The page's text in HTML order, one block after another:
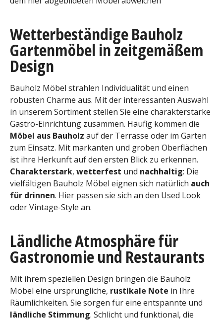
Wetterbeständige Bauholz
Gartenmöbel in zeitgemäßem
Design
Bauholz Möbel strahlen Individualität und einen
robusten Charme aus. Mit der interessanten Auswahl
in unserem Sortiment stellen Sie eine charakterstarke
Gastro-Einrichtung zusammen. Häufig kommen die
Möbel aus Bauholz auf der Terrasse oder im Garten
zum Einsatz. Mit markanten und groben Oberflächen
ist ihre Herkunft auf den ersten Blick zu erkennen.
Charakterstark, wetterfest und nachhaltig: Die
vielfältigen Bauholz Möbel eignen sich natürlich auch
für drinnen. Hier passen sie sich an den Used Look
oder Vintage-Style an.
Ländliche Atmosphäre für
Gastronomie und Restaurants
Mit ihrem speziellen Design bringen die Bauholz
Möbel eine ursprüngliche, rustikale Note in Ihre
Räumlichkeiten. Sie sorgen für eine entspannte und
ländliche Stimmung. Schlicht und funktional, die